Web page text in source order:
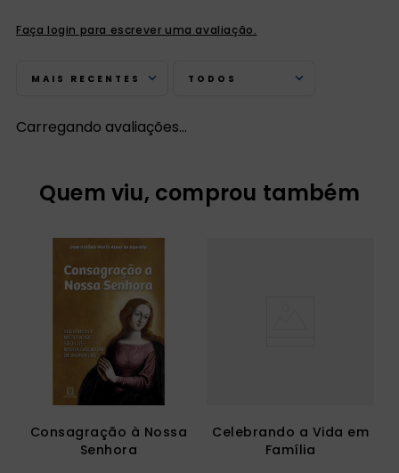
Faça login para escrever uma avaliação.
MAIS RECENTES TODOS
Carregando avaliações…
Quem viu, comprou também
Consagração à Nossa
Senhora
Celebrando a Vida em
Família